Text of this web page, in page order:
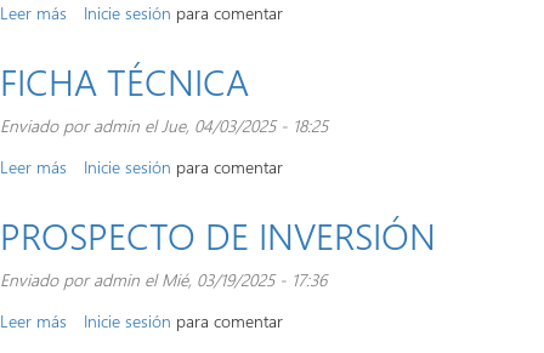
Leer más sobre
RIESGO
Inicie sesión para comentar
FICHA TÉCNICA
Enviado poradmin el Jue, 04/03/2025 - 18:25
Leer más sobre
Inicie sesión para comentar
PROSPECTO DE INVERSIÓN
Enviado poradmin el Mié, 03/19/2025 - 17:36
Leer más sobre
Inicie sesión para comentar